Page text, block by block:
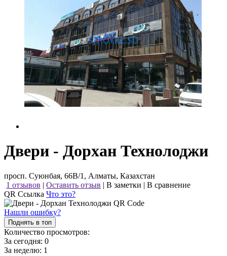
Двери - Дорхан Технолоджи
просп. Суюнбая, 66В/1, Алматы, Казахстан
1 отзывов | Оставить отзыв | В заметки | В сравнение
QR Ссылка Что это?
Нашли ошибку?
Поднять в топ
Количество просмотров:
За сегодня: 0
За неделю: 1